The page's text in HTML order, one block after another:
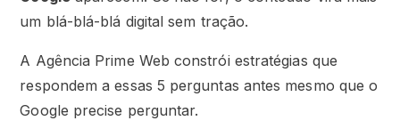
um blá-blá-blá digital sem tração.
A Agência Prime Web constrói estratégias que
respondem a essas 5 perguntas antes mesmo que o
Google precise perguntar.